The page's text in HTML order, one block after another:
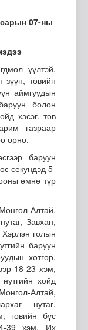
07-ны
үүлтэй.
зүүн, төвийн
аймгуудын
болон
хэсэг, төв
газраар
орно.
баруун
секундэд 5-
өмнө түр
Алтай,
Завхан,
голын
баруун
хотгор,
18-23 хэм,
хойд
Алтай,
нутаг,
говийн бүс
39 хэм, Их